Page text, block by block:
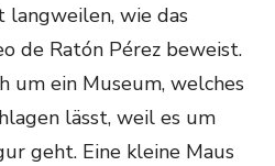
langweilen, wie das
de Ratón Pérez beweist.
um ein Museum, welches
lässt, weil es um
geht. Eine kleine Maus